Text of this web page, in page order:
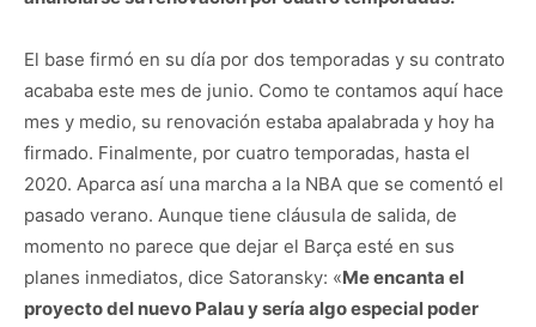
El base firmó en su día por dos temporadas y su contrato
acababa este mes de junio. Como te contamos aquí hace
mes y medio, su renovación estaba apalabrada y hoy ha
firmado. Finalmente, por cuatro temporadas, hasta el
2020. Aparca así una marcha a la NBA que se comentó el
pasado verano. Aunque tiene cláusula de salida, de
momento no parece que dejar el Barça esté en sus
planes inmediatos, dice Satoransky: «Me encanta el
proyecto del nuevo Palau y sería algo especial poder